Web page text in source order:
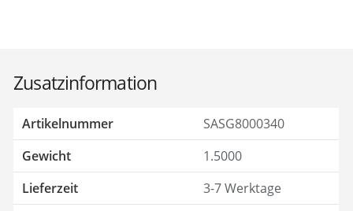
Zusatzinformation
Artikelnummer
SASG8000340
Gewicht
1.5000
Lieferzeit
3-7 Werktage